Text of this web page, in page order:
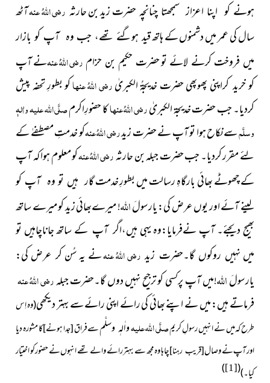
ہونے کو اپنا اعزاز سمجھتا چنانچہ حضرتزید بن حارثہ رضی اللہُ عنہآٹھ
سال کی عمر میں دشمنوں کے ہاتھقید ہوگئے تھے، جب وہ آپ کو بازار
میں فروخت کرنے لائے توحضرت حکیم بن حزام رضی اللہُ عنہنے آپ
کو خرید کراپنی پھوپھیحضرت خدیجۃُ الکبریٰرضی اللہُ عنہاکو بطورِ تحفہ پیش
کردیا۔ جب حضرت خدیجۃ الکبریٰرضی اللہُ عنہاکا حضورِاکرمصلَّی اللہ علیہ واٰلہٖ
وسلَّمسے نکاح ہوا تو آپ نے حضرت زیدرضی اللہُ عنہکو خدمتِ مصطفےٰ کے
لئے مقرر کردیا۔ جب حضرت جبلہ بن حارثہرضی اللہُ عنہکو معلوم ہوا کہ آپ
کے چھوٹے بھائی بارگاہِ رسالت میں بطورِ خدمت گار ہیں تو وہ آپ کو
لینے آئے اور یوں عرض کی: یارسولَاللہ! میرےبھائی زید کو میرے ساتھ
بھیج دیجئے۔ آپ نےفرمایا:وہ یہی ہیں،اگر آپ کے ساتھ جاناچاہیں تو
میں نہیں روکوں گا۔حضرت زید رضی اللہُ عنہنے یہ سُن کر عرض کی:
یارسولَاللہ!میں آپ پرکسی کو ترجیح نہیں دوں گا۔حضرت جبلہرضی اللہُ عنہ
فرماتے ہیں: میں نے اپنے بھائی کی رائے اپنی رائے سے بہتر دیکھی( وہ اِس
طرح کہ میں نے انہیں رسولِ کریمصلَّی اللہ علیہواٰلہٖ وسلَّمسےفراق[جدا ہونے]کا مشورہ دیا
اور آپ نے وصال[قریب رہنا]چاہا وہ مجھ سے بہتر رائے والے تھے انہوں نے حضور کو اختیار
کیا۔)(
[1]
)